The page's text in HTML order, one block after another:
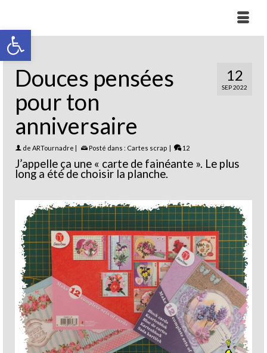
Ouvrir la barre d’outils
12
SEP 2022
Douces pensées
pour ton
anniversaire
de ARTournadre | Posté dans : Cartes scrap | 12
J’appelle ça une « carte de fainéante ». Le plus
long a été de choisir la planche.